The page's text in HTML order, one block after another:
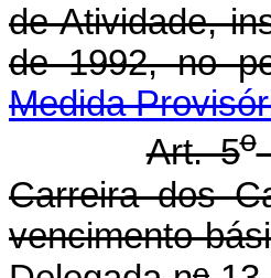
de Atividade,
de 1992, no
Medida
Art. 5o
Carreira dos
vencimento